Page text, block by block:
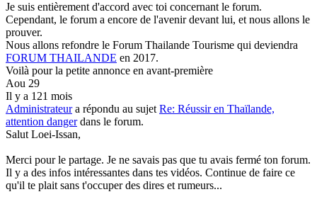
Je suis entièrement d'accord avec toi concernant le forum.
Cependant, le forum a encore de l'avenir devant lui, et nous allons le
prouver.
Nous allons refondre le Forum Thailande Tourisme qui deviendra
FORUM THAILANDE en 2017.
Voilà pour la petite annonce en avant-première
Aou 29
Il y a 121 mois
Administrateura répondu au sujet Re: Réussir en Thaïlande,
attention dangerdans le forum.
Salut Loei-Issan,
Merci pour le partage. Je ne savais pas que tu avais fermé ton forum.
Il y a des infos intéressantes dans tes vidéos. Continue de faire ce
qu'il te plait sans t'occuper des dires et rumeurs...